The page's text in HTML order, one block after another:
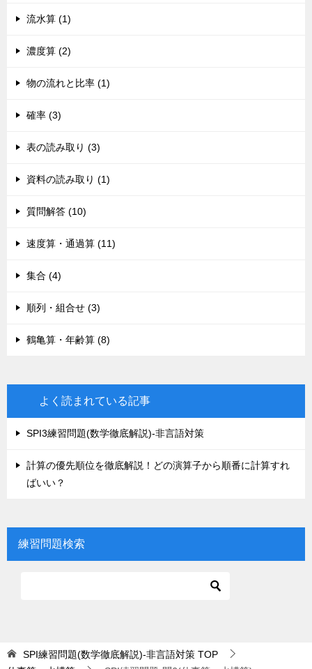
流水算 (1)
濃度算 (2)
物の流れと比率 (1)
確率 (3)
表の読み取り (3)
資料の読み取り (1)
質問解答 (10)
速度算・通過算 (11)
集合 (4)
順列・組合せ (3)
鶴亀算・年齢算 (8)
よく読まれている記事
SPI3練習問題(数学徹底解説)-非言語対策
計算の優先順位を徹底解説！どの演算子から順番に計算すれ
ばいい？
練習問題検索
SPI練習問題(数学徹底解説)-非言語対策 TOP